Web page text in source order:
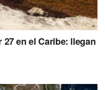
en el Caribe: llegan